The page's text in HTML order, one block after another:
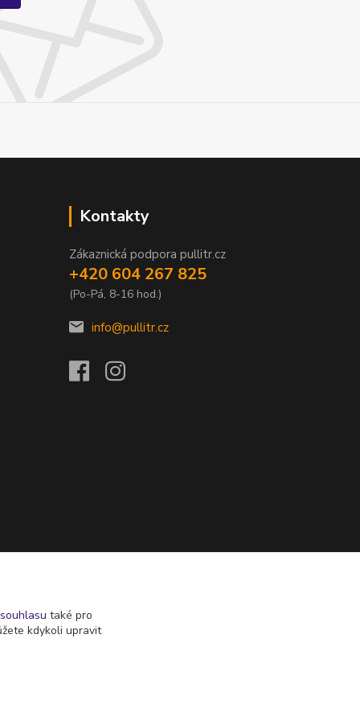
Kontakty
Zákaznická podpora pullitr.cz
+420 604 267 825
(Po-Pá, 8-16 hod.)
info@pullitr.cz
souhlasu také pro
kdykoli upravit